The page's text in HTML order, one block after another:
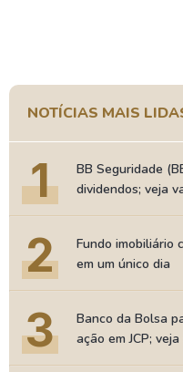
NOTÍCIAS MAIS
1
BB Seguridade
dividendos; veja
2
Fundo imobiliário
em um único dia
3
Banco da Bolsa
ação em JCP;